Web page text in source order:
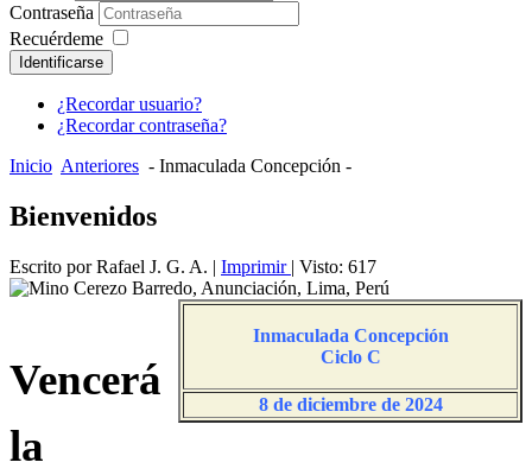
Contraseña
Recuérdeme
Identificarse
¿Recordar usuario?
¿Recordar contraseña?
Inicio Anteriores - Inmaculada Concepción -
Bienvenidos
Escrito por Rafael J. G. A. | Imprimir | Visto: 617
Inmaculada Concepción
Ciclo C
8 de diciembre de 2024
Vencerá
la